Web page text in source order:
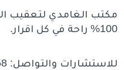
مكتب الغامدي لتعقيب
100% راحة في كل اقرار.
للاستشارات والتواصل: 009665835499158.